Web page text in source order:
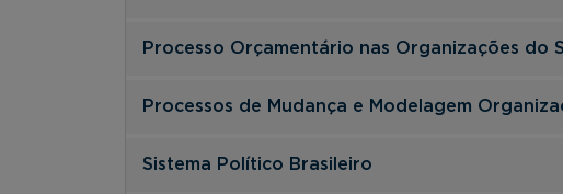
Processo Orçamentário nas Organizações do
Processos de Mudança e Modelagem
Sistema Político Brasileiro